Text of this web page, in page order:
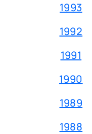
1993
1992
1991
1990
1989
1988